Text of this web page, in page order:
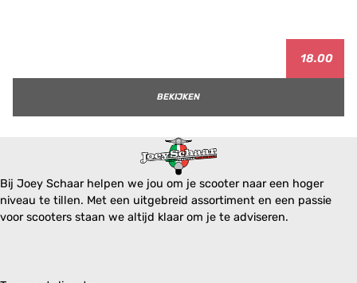
18.00
BEKIJKEN
Bij Joey Schaar helpen we jou om je scooter naar een hoger
niveau te tillen. Met een uitgebreid assortiment en een passie
voor scooters staan we altijd klaar om je te adviseren.